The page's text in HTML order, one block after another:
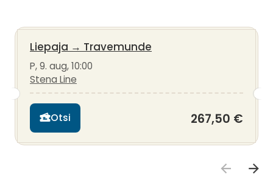
Liepaja → Travemunde
P, 9. aug, 10:00
Stena Line
Otsi 267,50 €